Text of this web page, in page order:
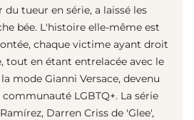
tueur en série, a laissé les
bée. L'histoire elle-même est
chaque victime ayant droit
tout en étant entrelacée avec le
mode Gianni Versace, devenu
LGBTQ+. La série
Darren Criss de 'Glee',